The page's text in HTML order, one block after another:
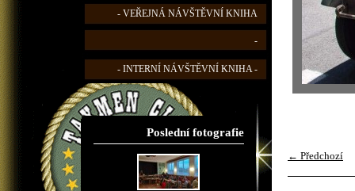
- VEŘEJNÁ NÁVŠTĚVNÍ KNIHA
-
- INTERNÍ NÁVŠTĚVNÍ KNIHA -
Poslední fotografie
← Předchozí